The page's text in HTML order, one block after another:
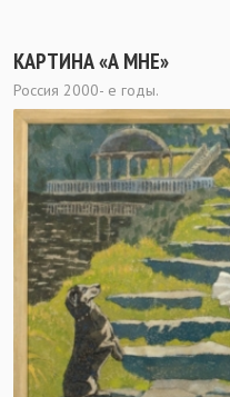
КАРТИНА «А МНЕ»
Россия 2000- е годы.